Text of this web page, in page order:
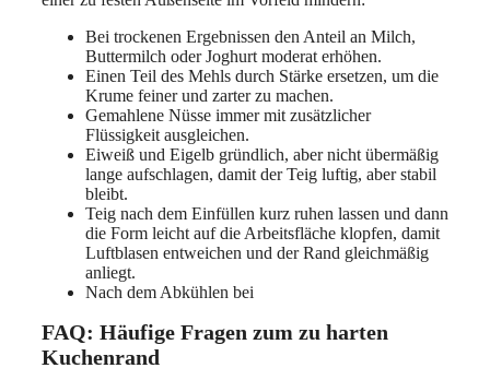
Bei trockenen Ergebnissen den Anteil an Milch,
Buttermilch oder Joghurt moderat erhöhen.
Einen Teil des Mehls durch Stärke ersetzen, um die
Krume feiner und zarter zu machen.
Gemahlene Nüsse immer mit zusätzlicher
Flüssigkeit ausgleichen.
Eiweiß und Eigelb gründlich, aber nicht übermäßig
lange aufschlagen, damit der Teig luftig, aber stabil
bleibt.
Teig nach dem Einfüllen kurz ruhen lassen und dann
die Form leicht auf die Arbeitsfläche klopfen, damit
Luftblasen entweichen und der Rand gleichmäßig
anliegt.
Nach dem Abkühlen bei
FAQ: Häufige Fragen zum zu harten
Kuchenrand